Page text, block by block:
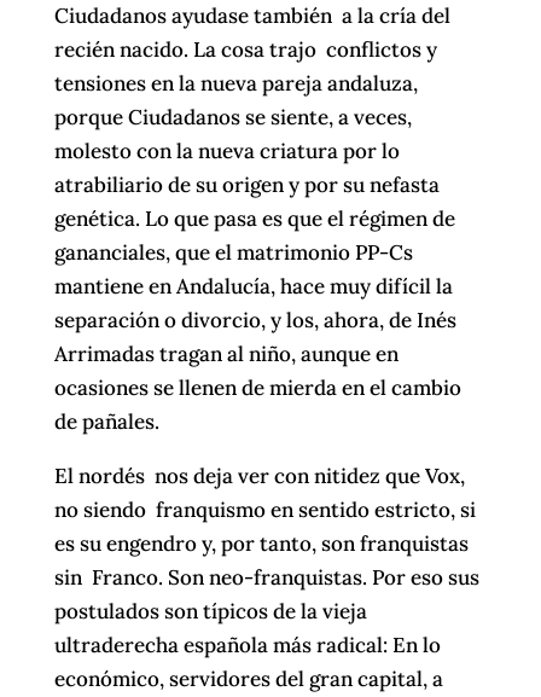
Ciudadanos ayudase también a la cría del
recién nacido. La cosa trajo conflictos y
tensiones en la nueva pareja andaluza,
porque Ciudadanos se siente, a veces,
molesto con la nueva criatura por lo
atrabiliario de su origen y por su nefasta
genética. Lo que pasa es que el régimen de
gananciales, que el matrimonio PP-Cs
mantiene en Andalucía, hace muy difícil la
separación o divorcio, y los, ahora, de Inés
Arrimadas tragan al niño, aunque en
ocasiones se llenen de mierda en el cambio
de pañales.
El nordés nos deja ver con nitidez que Vox,
no siendo franquismo en sentido estricto, si
es su engendro y, por tanto, son franquistas
sin Franco. Son neo-franquistas. Por eso sus
postulados son típicos de la vieja
ultraderecha española más radical: En lo
económico, servidores del gran capital, a